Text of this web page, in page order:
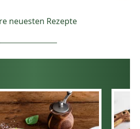
neuesten Rezepte